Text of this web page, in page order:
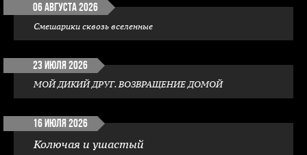
06 августа 2026
Смешарики сквозь вселенные
23 июля 2026
МОЙ ДИКИЙ ДРУГ. ВОЗВРАЩЕНИЕ ДОМОЙ
16 июля 2026
Колючая и ушастый